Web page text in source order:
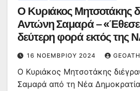
Ο Κυριάκος Μητσοτάκης
Αντώνη Σαμαρά – «Έθεσε
δεύτερη φορά εκτός της
16 ΝΟΕΜΒΡΊΟΥ 2024
Ο Κυριάκος Μητσοτάκης
Σαμαρά από τη Νέα